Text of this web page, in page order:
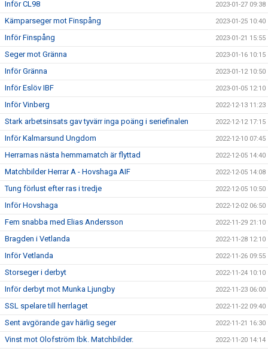
Inför CL98 2023-01-27 09:38
Kämparseger mot Finspång 2023-01-25 10:40
Inför Finspång 2023-01-21 15:55
Seger mot Gränna 2023-01-16 10:15
Inför Gränna 2023-01-12 10:50
Inför Eslöv IBF 2023-01-05 12:10
Inför Vinberg 2022-12-13 11:23
Stark arbetsinsats gav tyvärr inga poäng i seriefinalen 2022-12-12 17:15
Inför Kalmarsund Ungdom 2022-12-10 07:45
Herrarnas nästa hemmamatch är flyttad 2022-12-05 14:40
Matchbilder Herrar A - Hovshaga AIF 2022-12-05 14:08
Tung förlust efter ras i tredje 2022-12-05 10:50
Inför Hovshaga 2022-12-02 06:50
Fem snabba med Elias Andersson 2022-11-29 21:10
Bragden i Vetlanda 2022-11-28 12:10
Inför Vetlanda 2022-11-26 09:55
Storseger i derbyt 2022-11-24 10:10
Inför derbyt mot Munka Ljungby 2022-11-23 06:00
SSL spelare till herrlaget 2022-11-22 09:40
Sent avgörande gav härlig seger 2022-11-21 16:30
Vinst mot Olofström Ibk. Matchbilder. 2022-11-20 14:14